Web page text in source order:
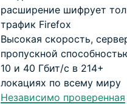
расширение шифрует
трафик Firefox
Высокая скорость,
пропускной
10 и 40 Гбит/с в 214+
локациях по всему миру
Независимо проверенная